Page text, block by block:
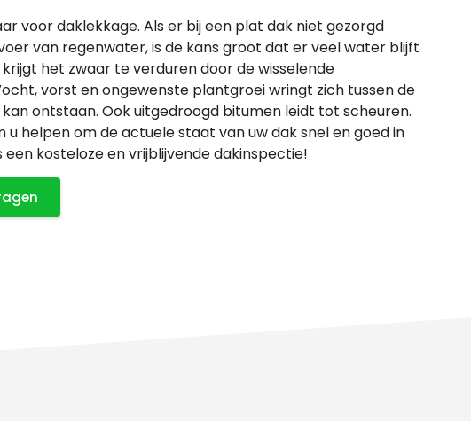
voor daklekkage. Als er bij een plat dak niet gezorgd
van regenwater, is de kans groot dat er veel water blijft
het zwaar te verduren door de wisselende
vorst en ongewenste plantgroei wringt zich tussen de
ontstaan. Ook uitgedroogd bitumen leidt tot scheuren.
u helpen om de actuele staat van uw dak snel en goed in
kosteloze en vrijblijvende dakinspectie!